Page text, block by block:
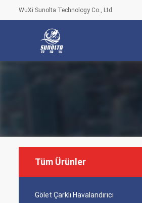
WuXi Sunolta Technology Co., Ltd.
Tüm Ürünler
Gölet Çarklı Havalandırıcı